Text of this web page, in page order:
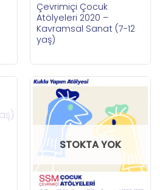
Çevrimiçi Çocuk
Atölyeleri 2020 –
Kavramsal Sanat (7-12
yaş)
STOKTA YOK